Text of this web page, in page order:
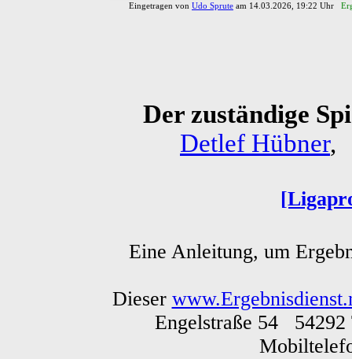
Eingetragen von Udo Sprute am 14.03.2026, 19:22 Uhr
Der zuständige
Detlef Hübner,
Eine Anleitung, um
Dieser
Engelstraße 54